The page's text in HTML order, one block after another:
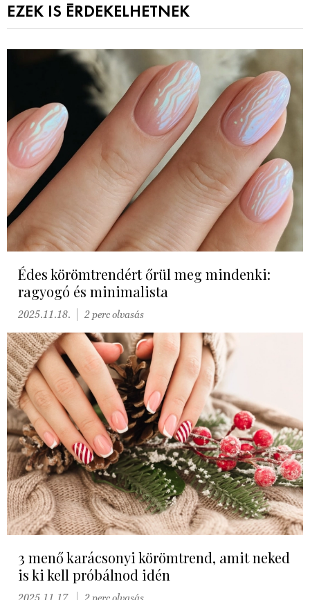
EZEK IS ÉRDEKELHETNEK
Édes körömtrendért őrül meg mindenki:
ragyogó és minimalista
2025.11.18. 2 perc olvasás
3 menő karácsonyi körömtrend, amit neked
is ki kell próbálnod idén
2025.11.17. 2 perc olvasás